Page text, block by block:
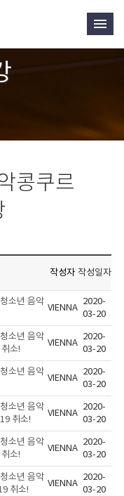
콩쿠르
작성자 작성일자
소년 음악
VIENNA
2020-
03-20
소년 음악
소!
VIENNA
2020-
03-20
소년 음악
VIENNA
2020-
03-20
소년 음악
취소!
VIENNA
2020-
03-20
소년 음악
소!
VIENNA
2020-
03-20
소년 음악
취소!
VIENNA
2020-
03-20